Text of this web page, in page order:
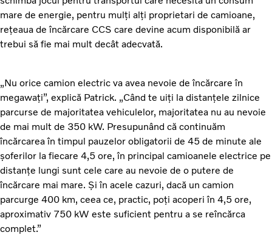
mare de energie, pentru mulți alți proprietari de camioane,
rețeaua de încărcare CCS care devine acum disponibilă ar
trebui să fie mai mult decât adecvată.
„Nu orice camion electric va avea nevoie de încărcare în
megawați”, explică Patrick. „Când te uiți la distanțele zilnice
parcurse de majoritatea vehiculelor, majoritatea nu au nevoie
de mai mult de 350 kW. Presupunând că continuăm
încărcarea în timpul pauzelor obligatorii de 45 de minute ale
șoferilor la fiecare 4,5 ore, în principal camioanele electrice pe
distanțe lungi sunt cele care au nevoie de o putere de
încărcare mai mare. Și în acele cazuri, dacă un camion
parcurge 400 km, ceea ce, practic, poți acoperi în 4,5 ore,
aproximativ 750 kW este suficient pentru a se reîncărca
complet.”